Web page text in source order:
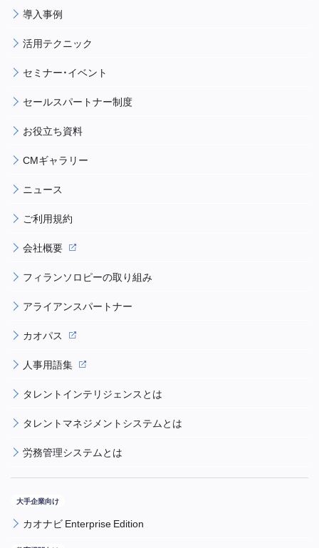
導入事例
活用テクニック
セミナー・イベント
セールスパートナー制度
お役立ち資料
CMギャラリー
ニュース
ご利用規約
会社概要
フィランソロピーの取り組み
アライアンスパートナー
カオパス
人事用語集
タレントインテリジェンスとは
タレントマネジメントシステムとは
労務管理システムとは
カオナビ Enterprise Edition